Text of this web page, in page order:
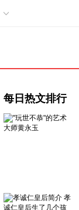
每日热文排行